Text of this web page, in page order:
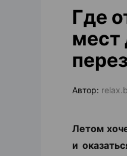
Где
мест
Автор:
Летом
и